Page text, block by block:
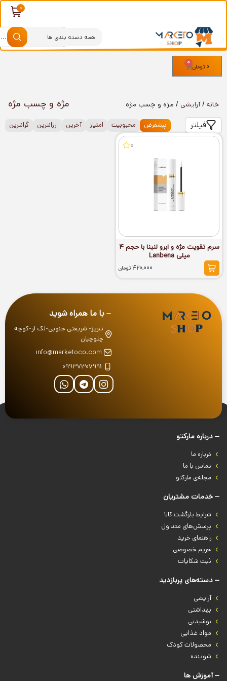
0 تومان
0
خانه /آرایشی / مژه و چسب مژه مژه و چسب مژه
پیشفرض محبوبیت امتیاز آخرین ارزانترین گرانترین فیلتر
0
سرم تقویت مژه و ابرو لنبنا با حجم 4
میلی Lanbena
420,000تومان
با ما همراه شوید
تبریز- شریعتی جنوبی-لک لر-کوچه
چلوچیان
info@marketoco.com
09937307991
درباره‌ مارکتو
درباره‌ ما
تماس با ما
مجله‌ی مارکتو
خدمات مشتریان
شرایط بازگشت کالا
پرسش‌های متداول
راهنمای خرید
حریم خصوصی
ثبت شکایات
دسته‌های پربازدید
آرایشی
بهداشتی
نوشیدنی
مواد غذایی
محصولات کودک
شوینده
آموزش ها